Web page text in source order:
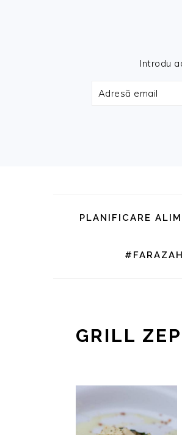
Introdu
Adresă
PLANIFICARE
GRILL